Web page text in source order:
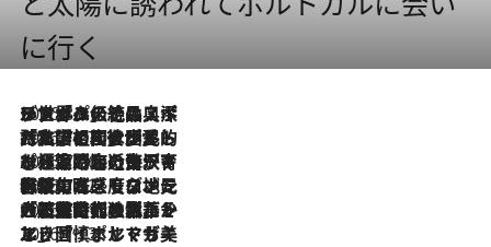
に行く
2026.8.8
リスボンの絶品スイーツ「パステル・デ・ナタ」とは？ポルトガル伝統の奥深い世界へ
2026.7.27
「私の祖国はポルトガル語です」国民的詩人フェルナンド・ペソアと、彼が愛した文学の街を歩く
2026.7.26
ポルトガル近海が育む極上の海の幸。キリリと冷えた白ワインと愉しむ、シーフード専門店の贅沢
2026.7.22
伝統の味をモダンに昇華。高感度な地元客が集う、リスボンの最旬ガストロノミー
2026.7.21
大航海時代の栄華から、震災、独裁、そして革命へ。ポルトガル・首都リスボンの石畳に刻まれた「歴史の光と影」
2026.7.13
エッセイ・ヤマザキマリ「慎ましくも美しき国 ポルトガル」